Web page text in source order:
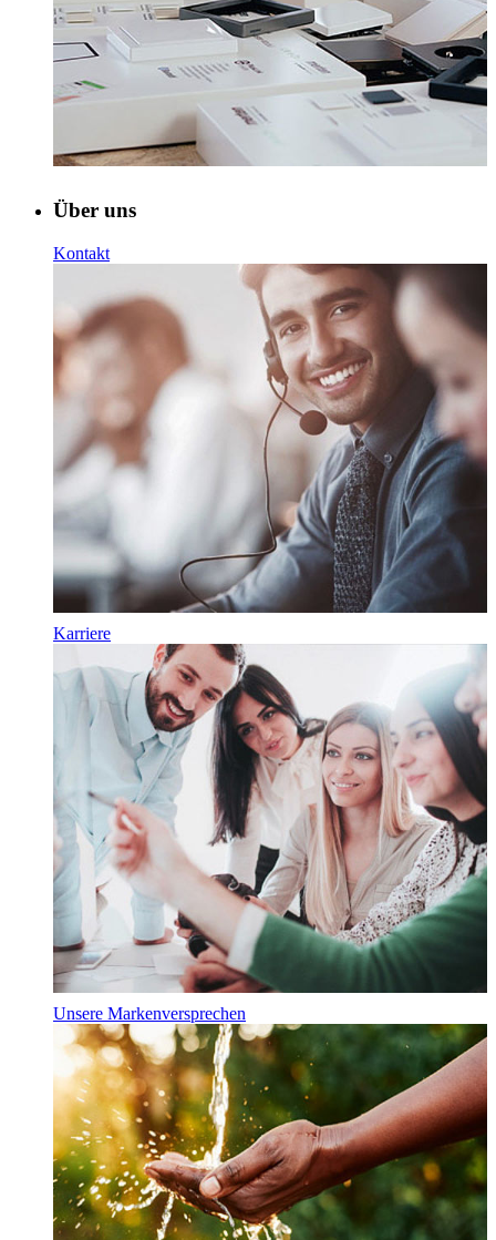
Über uns
Kontakt
Karriere
Unsere Markenversprechen